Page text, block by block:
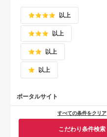
以上
以上
以上
以上
ポータルサイト
すべての条件をクリア
こだわり条件検索